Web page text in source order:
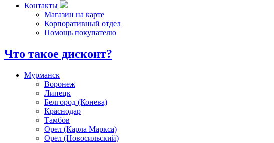
Контакты
Магазин на карте
Корпоративный отдел
Помощь покупателю
Что такое дисконт?
Мурманск
Воронеж
Липецк
Белгород (Конева)
Краснодар
Тамбов
Орел (Карла Маркса)
Орел (Новосильский)